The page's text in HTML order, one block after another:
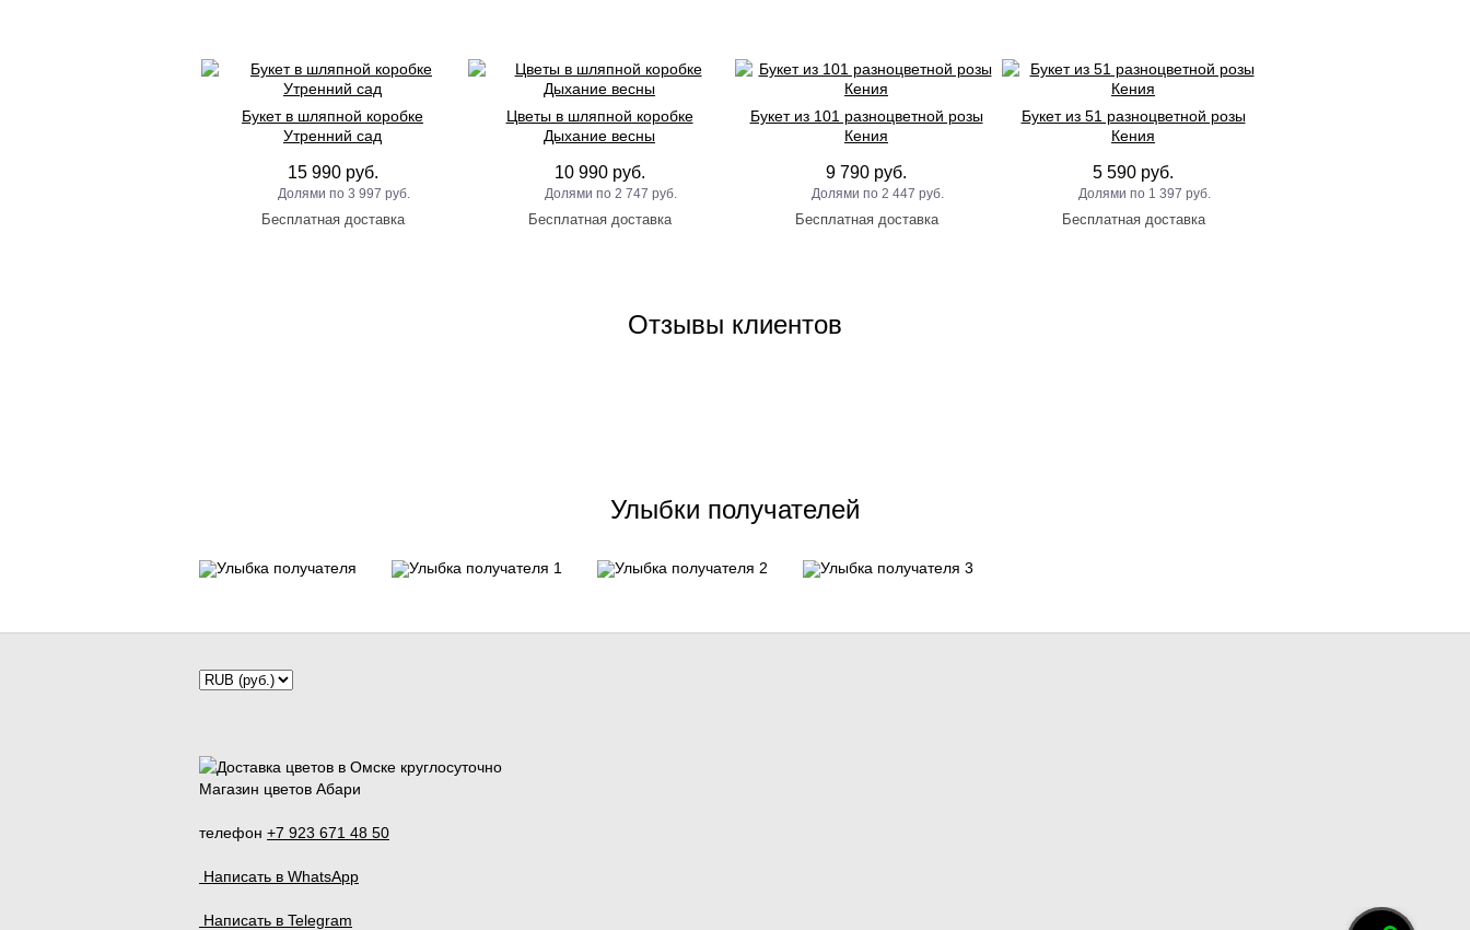
Букет в шляпной коробке
Утренний сад
15 990 руб.
3 997 руб.
Цветы в шляпной коробке
Дыхание весны
10 990 руб.
2 747 руб.
Букет из 101 разноцветной розы
Кения
9 790 руб.
2 447 руб.
Букет из 51 разноцветной розы
Кения
5 590 руб.
1 397 руб.
Отзывы клиентов
Улыбки получателей
Магазин цветов Абари
телефон +7 923 671 48 50
Написать в WhatsApp
Написать в Telegram